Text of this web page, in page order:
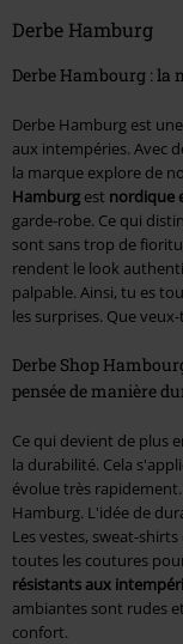
Derbe Hamburg
Derbe Hambourg : la
Derbe Hamburg est
aux intempéries. Avec
la marque explore de
Hamburg est nordique
garde-robe. Ce qui
sont sans trop de
rendent le look
palpable. Ainsi, tu es
les surprises. Que
Derbe Shop
pensée de manière
Ce qui devient de plus
la durabilité. Cela
évolue très
Hamburg. L'idée de
Les vestes, sweat-
toutes les coutures
résistants aux
ambiantes sont rudes
confort.